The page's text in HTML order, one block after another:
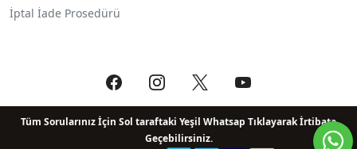
İptal İade Prosedürü
Tüm Sorularınız İçin Sol taraftaki Yeşil Whatsap Tıklayarak İrtibata
Geçebilirsiniz.